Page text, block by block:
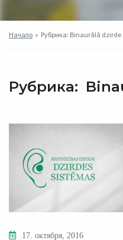
Начало » Рубрика: Binaurālā dzirde
Рубрика:
17. октября, 2016